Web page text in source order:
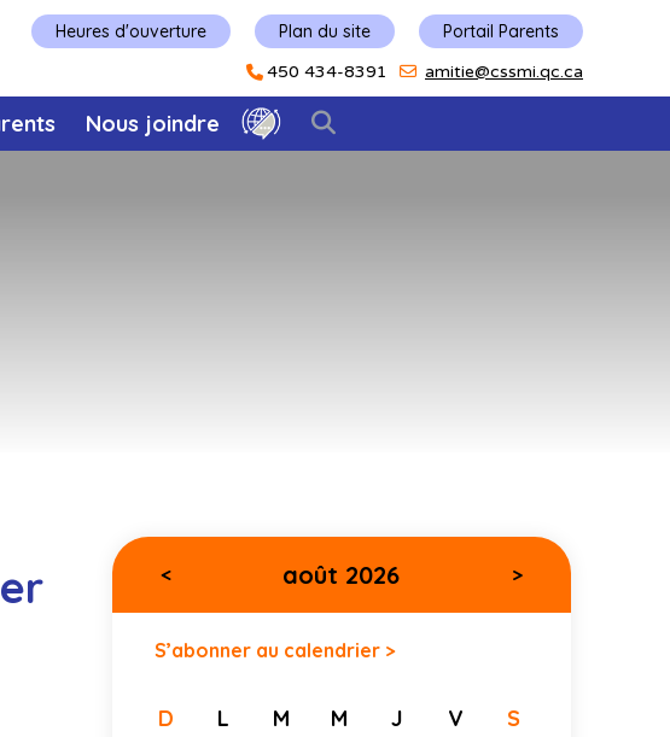
Plan du site Portail Parents
Heures d'ouverture
450 434-8391 amitie@cssmi.qc.ca
Nous joindre
< août 2026 >
S’abonner au calendrier >
D L M M J V S